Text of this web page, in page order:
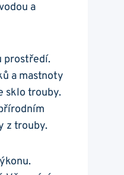
a
prostředí.
a mastnoty
sklo trouby.
z trouby.